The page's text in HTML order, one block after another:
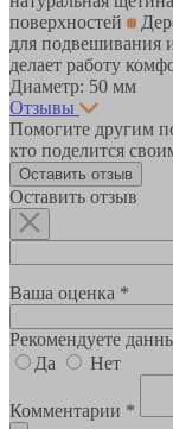
поверхностей
для подвешивания
делает работу
Диаметр: 50 мм
Отзывы
Помогите другим
кто поделится
Оставить отзыв
Оставить отзыв
Ваша оценка *
Рекомендуете
Да
Нет
Комментарии *